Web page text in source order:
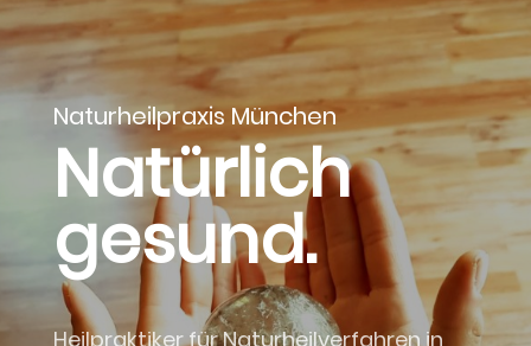
Naturheilpraxis München
Natürlich
gesund.
Heilpraktiker für Naturheilverfahren in